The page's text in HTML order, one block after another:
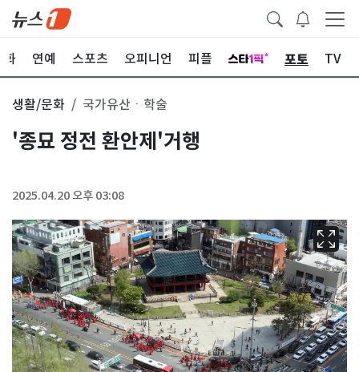
화 연예 스포츠 오피니언 피플 포토 TV
생활/문화 국가유산ㆍ학술
'종묘 정전 환안제'거행
2025.04.20 오후 03:08